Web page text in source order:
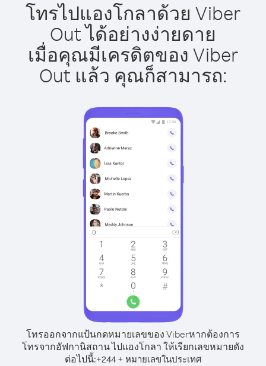
โทรไปแองโกลาด้วย Viber
Out ได้อย่างง่ายดาย
เมื่อคุณมีเครดิตของ Viber
Out แล้ว คุณก็สามารถ:
โทรออกจากแป้นกดหมายเลขของ Viberหากต้องการ
โทรจากอัฟกานิสถาน ไปแองโกลา ให้เรียกเลขหมายดัง
ต่อไปนี้:+244+ หมายเลขในประเทศ